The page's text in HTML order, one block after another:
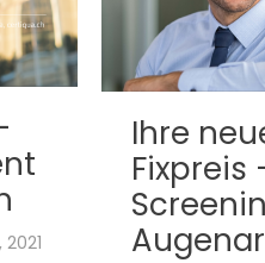
2021
Ihre
Fixpreis